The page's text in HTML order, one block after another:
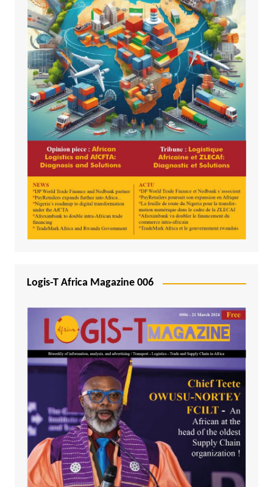
Logis-T Africa Magazine 006